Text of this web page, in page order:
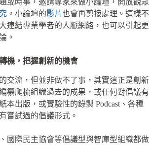
或時事，邀請專家來做小論壇，開放觀眾
。小論壇的影片也會再剪接處理。這樣不
連結專業學者的人脈網絡，也可以引起更
。
機，把握創新的機會
交流，但並非做不了事，其實這正是創新
纂爬梳組織過去的成果，或任何對倡議有
本出版，或實驗性的錄製 Podcast、各種
嘗試過的倡議形式。
國際民主協會等倡議型與智庫型組織都做